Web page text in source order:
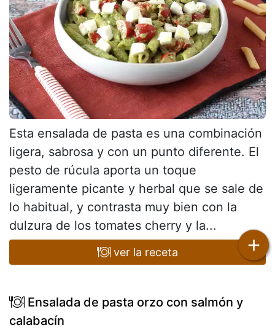
Esta ensalada de pasta es una combinación
ligera, sabrosa y con un punto diferente. El
pesto de rúcula aporta un toque
ligeramente picante y herbal que se sale de
lo habitual, y contrasta muy bien con la
dulzura de los tomates cherry y la...
ver la receta
Ensalada de pasta orzo con salmón y
calabacín
+